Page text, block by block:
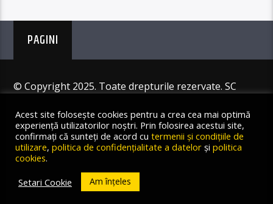
PAGINI
© Copyright 2025. Toate drepturile rezervate. SC
Acest site folosește cookies pentru a crea cea mai optimă
experiență utilizatorilor noștri. Prin folosirea acestui site,
confirmați că sunteți de acord cu termenii și condițiile de
utilizare, politica de confidențialitate a datelor și politica
cookies.
Setari Cookie
Am înțeles